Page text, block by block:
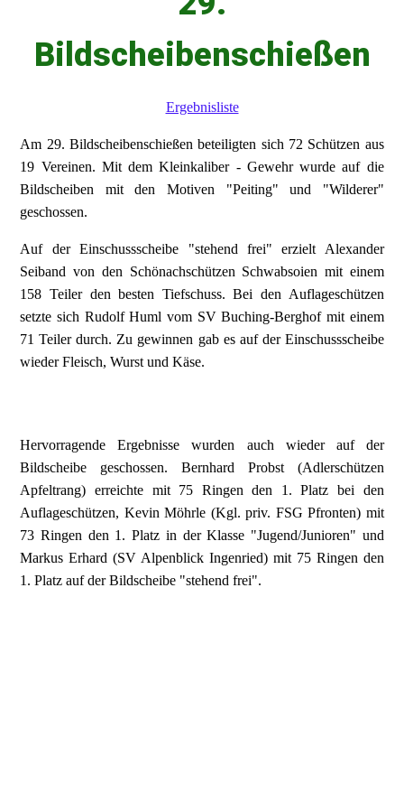
Bildscheibenschießen
Ergebnisliste
Am 29. Bildscheibenschießen beteiligten sich 72 Schützen aus
19 Vereinen. Mit dem Kleinkaliber - Gewehr wurde auf die
Bildscheiben mit den Motiven "Peiting" und "Wilderer"
geschossen.
Auf der Einschussscheibe "stehend frei" erzielt Alexander
Seiband von den Schönachschützen Schwabsoien mit einem
158 Teiler den besten Tiefschuss. Bei den Auflageschützen
setzte sich Rudolf Huml vom SV Buching-Berghof mit einem
71 Teiler durch. Zu gewinnen gab es auf der Einschussscheibe
wieder Fleisch, Wurst und Käse.
Hervorragende Ergebnisse wurden auch wieder auf der
Bildscheibe geschossen. Bernhard Probst (Adlerschützen
Apfeltrang) erreichte mit 75 Ringen den 1. Platz bei den
Auflageschützen, Kevin Möhrle (Kgl. priv. FSG Pfronten) mit
73 Ringen den 1. Platz in der Klasse "Jugend/Junioren" und
Markus Erhard (SV Alpenblick Ingenried) mit 75 Ringen den
1. Platz auf der Bildscheibe "stehend frei".